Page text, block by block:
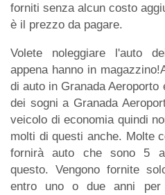
forniti senza alcun costo
è il prezzo da pagare.
Volete noleggiare l'auto
appena hanno in
di auto in Granada
dei sogni a Granada
veicolo di economia quindi
molti di questi anche. Molte
fornirà auto che sono 5
questo. Vengono fornite
entro uno o due anni